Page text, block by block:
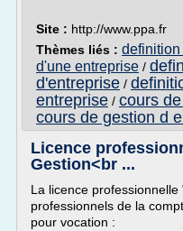
Site : http://www.ppa.fr
Thèmes liés :
d'une entreprise /
d'entreprise /
entreprise / cours
cours de gestion d
Licence
Gestion<br ...
La licence
professionnels de la
pour vocation :